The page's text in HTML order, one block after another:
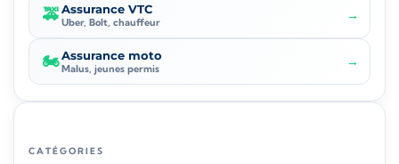
🚕Assurance VTC
Uber, Bolt, chauffeur →
🏍️Assurance moto
Malus, jeunes permis →
CATÉGORIES